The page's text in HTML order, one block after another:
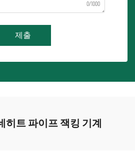
0/1000
제출
히트 파이프 잭킹 기계